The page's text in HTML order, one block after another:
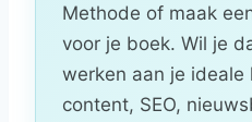
Methode of maak
voor je boek. Wil je
werken aan je ideale
content, SEO,